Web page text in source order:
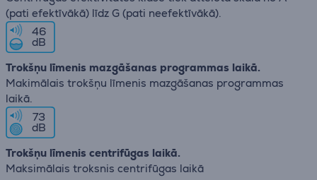
(pati efektīvākā) līdz G (pati neefektīvākā).
46
dB
Trokšņu līmenis mazgāšanas programmas laikā.
Makimālais trokšņu līmenis mazgāšanas programmas
laikā.
73
dB
Trokšņu līmenis centrifūgas laikā.
Maksimālais troksnis centrifūgas laikā